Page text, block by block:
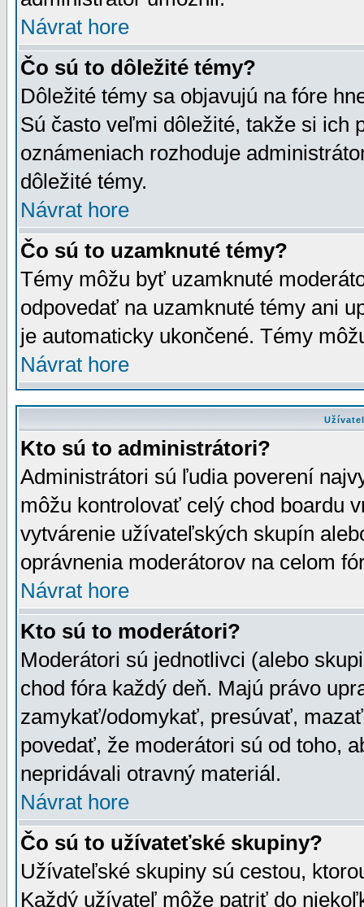
Návrat hore
Čo sú to dôležité témy?
Dôležité témy sa objavujú na fóre
Sú často veľmi dôležité, takže si ich
oznámeniach rozhoduje
dôležité témy.
Návrat hore
Čo sú to uzamknuté témy?
Témy môžu byť uzamknuté
odpovedať na uzamknuté témy ani
je automaticky ukončené. Témy
Návrat hore
Kto sú to administrátori?
Administrátori sú ľudia poverení
môžu kontrolovať celý chod boardu
vytvárenie užívateľských skupín
oprávnenia moderátorov na celom
Návrat hore
Kto sú to moderátori?
Moderátori sú jednotlivci (alebo
chod fóra každý deň. Majú právo
zamykať/odomykať, presúvať,
povedať, že moderátori sú od toho,
nepridávali otravný materiál.
Návrat hore
Čo sú to užívateťské skupiny?
Užívateľské skupiny sú cestou,
Každý užívateľ môže patriť do